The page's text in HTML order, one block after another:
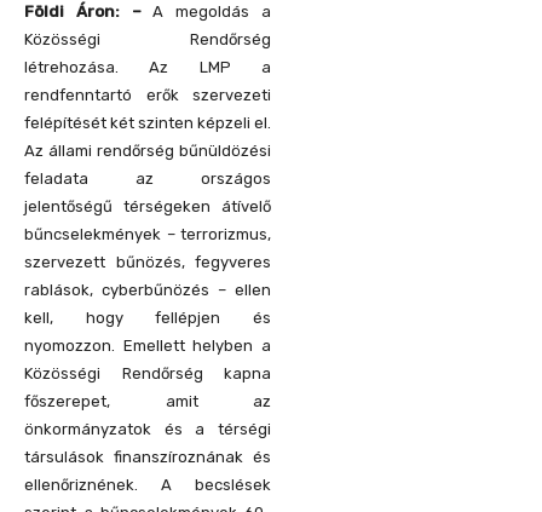
Földi Áron: –A megoldás a
Közösségi Rendőrség
létrehozása. Az LMP a
rendfenntartó erők szervezeti
felépítését két szinten képzeli el.
Az állami rendőrség bűnüldözési
feladata az országos
jelentőségű térségeken átívelő
bűncselekmények – terrorizmus,
szervezett bűnözés, fegyveres
rablások, cyberbűnözés – ellen
kell, hogy fellépjen és
nyomozzon. Emellett helyben a
Közösségi Rendőrség kapna
főszerepet, amit az
önkormányzatok és a térségi
társulások finanszíroznának és
ellenőriznének. A becslések